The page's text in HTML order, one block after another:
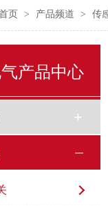
新能源继电器
页 > 产品频道 > 传
产品中心